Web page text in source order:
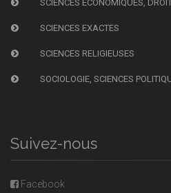
SCIENCES ÉCONOMIQUES,
SCIENCES EXACTES
SCIENCES RELIGIEUSES
SOCIOLOGIE, SCIENCES
Suivez-nous
Facebook